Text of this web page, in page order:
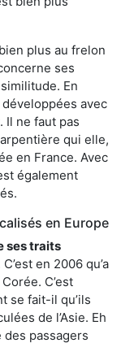
plus au frelon
ses
En
avec
Il ne faut pas
qui elle,
en France. Avec
également
en Europe
ses traits
C’est en 2006 qu’a
C’est
se fait-il qu’ils
de l’Asie. Eh
des passagers